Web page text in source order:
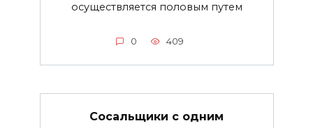
осуществляется половым путем
0 409
Сосальщики с одним